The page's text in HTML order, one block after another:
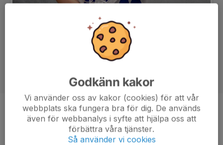
Position
-
11 år
Godkänn kakor
Vi använder oss av kakor (cookies) för att vår
webbplats ska fungera bra för dig. De används
även för webbanalys i syfte att hjälpa oss att
förbättra våra tjänster.
Så använder vi cookies